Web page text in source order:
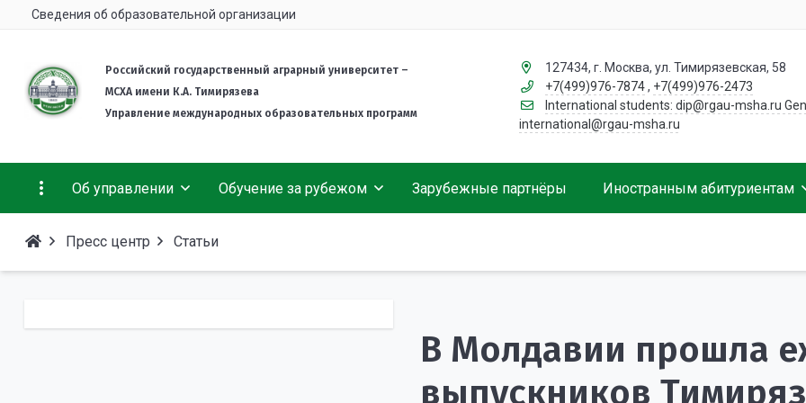
Сведения об образовательной организации
Российский государственный аграрный университет –
МСХА имени К.А. Тимирязева
Управление международных образовательных программ
127434, г. Москва, ул. Тимирязевская, 58
+7(499)976-7874 , +7(499)976-2473
International students: dip@rgau-msha.ru
international@rgau-msha.ru
Об управлении
Деятельность
Обучение за рубежом
Гранты и стипендии
Зарубежные партнёры Иностранным абитуриентам
Об университете
Welcome info
Пресс центр Статьи
В Молдавии прошла
выпускников